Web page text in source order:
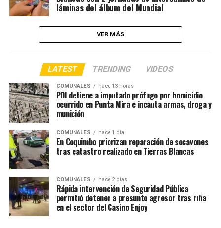
láminas del álbum del Mundial
VER MÁS
LATEST TRENDING VIDEOS
COMUNALES hace 13 horas
PDI detiene a imputado prófugo por homicidio
ocurrido en Punta Mira e incauta armas, droga y
munición
COMUNALES hace 1 día
En Coquimbo priorizan reparación de socavones
tras catastro realizado en Tierras Blancas
COMUNALES hace 2 días
Rápida intervención de Seguridad Pública
permitió detener a presunto agresor tras riña
en el sector del Casino Enjoy